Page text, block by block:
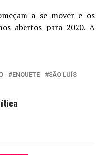
a se mover e os
abertos para 2020. A
ENQUETE SÃO LUÍS